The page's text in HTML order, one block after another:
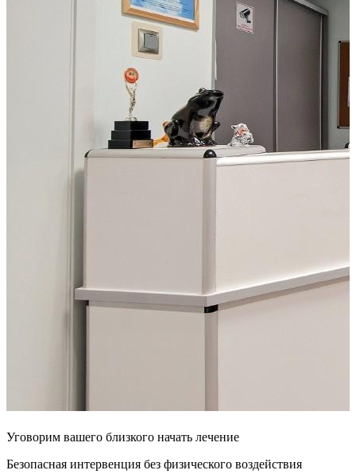
Уговорим вашего близкого начать лечение
Безопасная интервенция без физического воздействия